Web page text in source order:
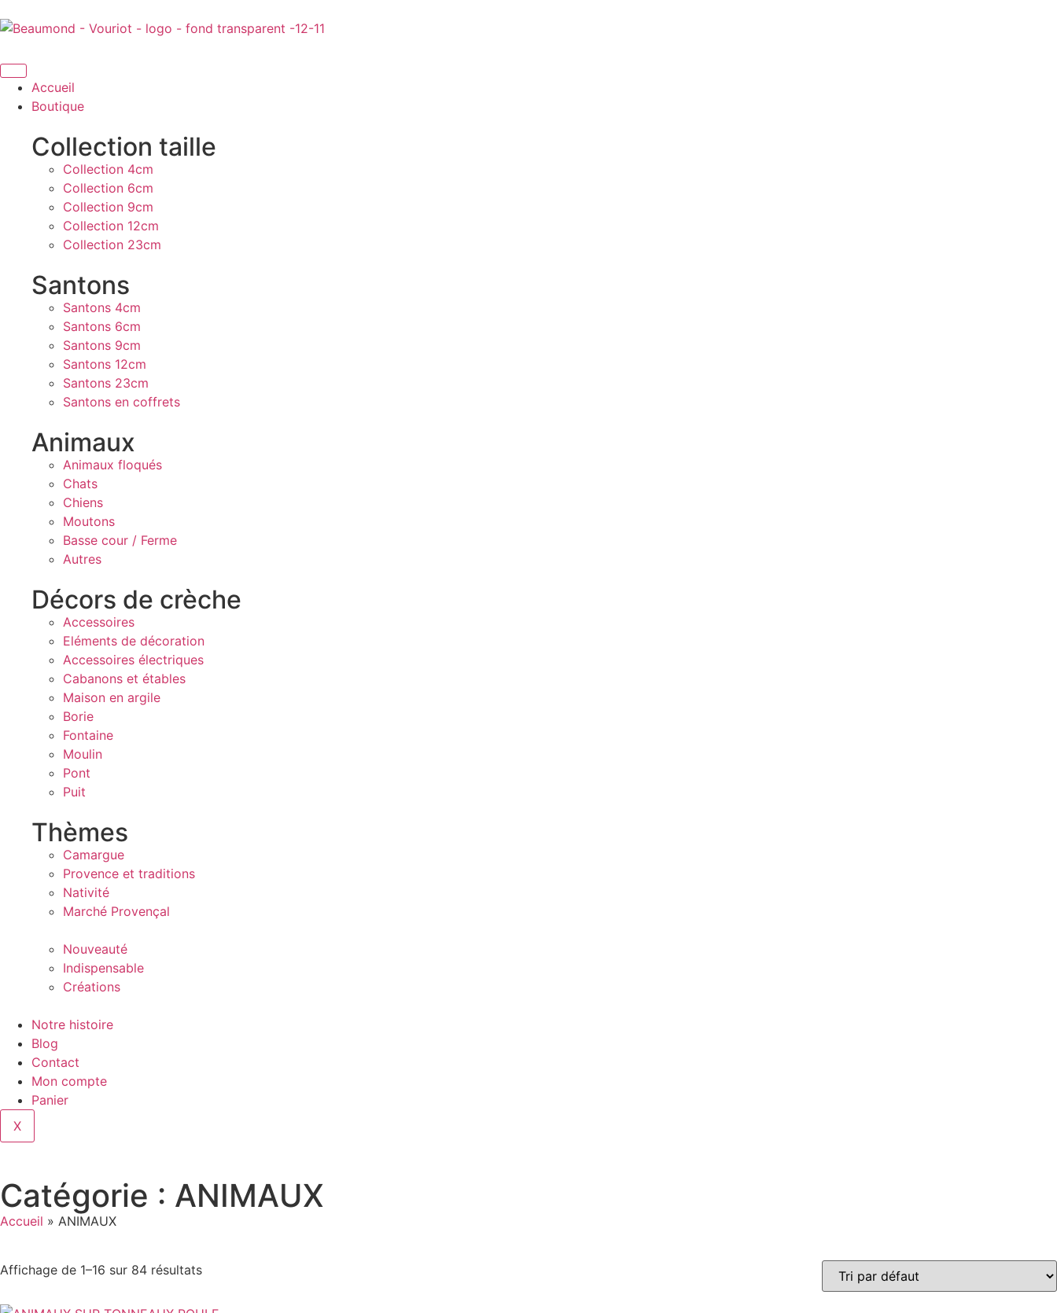
Accueil
Boutique
Collection taille
Collection 4cm
Collection 6cm
Collection 9cm
Collection 12cm
Collection 23cm
Santons
Santons 4cm
Santons 6cm
Santons 9cm
Santons 12cm
Santons 23cm
Santons en coffrets
Animaux
Animaux floqués
Chats
Chiens
Moutons
Basse cour / Ferme
Autres
Décors de crèche
Accessoires
Eléments de décoration
Accessoires électriques
Cabanons et étables
Maison en argile
Borie
Fontaine
Moulin
Pont
Puit
Thèmes
Camargue
Provence et traditions
Nativité
Marché Provençal
Nouveauté
Indispensable
Créations
Notre histoire
Blog
Contact
Mon compte
Panier
X
Catégorie : ANIMAUX
Accueil » ANIMAUX
Affichage de 1–16 sur 84 résultats